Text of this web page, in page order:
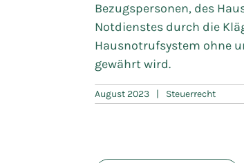
Bezugspersonen, des
Notdienstes durch die
Hausnotrufsystem ohne
gewährt wird.
August 2023 | Steuerrecht